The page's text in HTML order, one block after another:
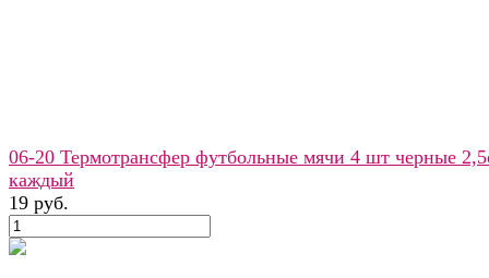
06-20 Термотрансфер футбольные мячи 4 шт черные
каждый
19 руб.